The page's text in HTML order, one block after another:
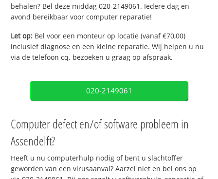
behalen? Bel deze middag 020-2149061. Iedere dag en
avond bereikbaar voor computer reparatie!
Let op: Bel voor een monteur op locatie (vanaf €70,00)
inclusief diagnose en een kleine reparatie. Wij helpen u nu
via de telefoon cq. bezoeken u graag op afspraak.
020-2149061
Computer defect en/of software probleem in
Assendelft?
Heeft u nu computerhulp nodig of bent u slachtoffer
geworden van een virusaanval? Aarzel niet en bel ons op